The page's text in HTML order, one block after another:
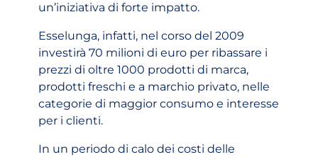
un’iniziativa di forte impatto.
Esselunga, infatti, nel corso del 2009
investirà 70 milioni di euro per ribassare i
prezzi di oltre 1000 prodotti di marca,
prodotti freschi e a marchio privato, nelle
categorie di maggior consumo e interesse
per i clienti.
In un periodo di calo dei costi delle